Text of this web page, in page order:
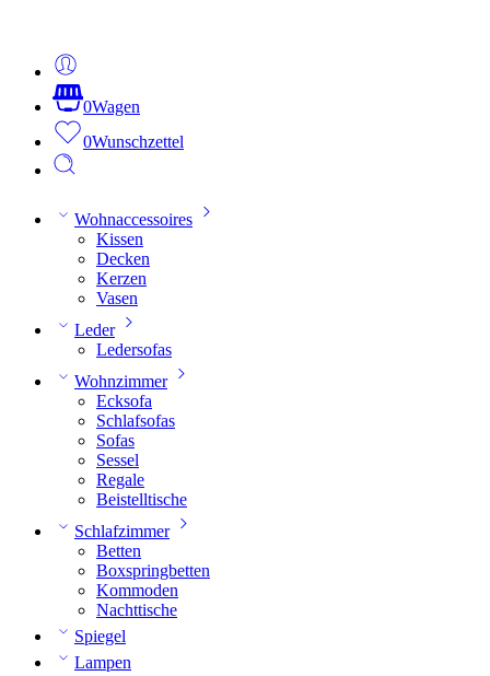
0Wagen
0Wunschzettel
Wohnaccessoires
Kissen
Decken
Kerzen
Vasen
Leder
Ledersofas
Wohnzimmer
Ecksofa
Schlafsofas
Sofas
Sessel
Regale
Beistelltische
Schlafzimmer
Betten
Boxspringbetten
Kommoden
Nachttische
Spiegel
Lampen